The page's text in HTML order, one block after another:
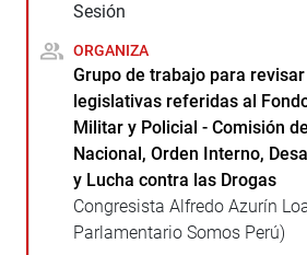
Sesión
ORGANIZA
Grupo de trabajo para
legislativas referidas al
Militar y Policial - Comisión
Nacional, Orden Interno,
y Lucha contra las Drogas
Congresista Alfredo Azurín
Parlamentario Somos Perú)